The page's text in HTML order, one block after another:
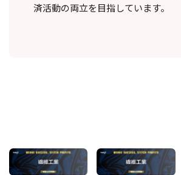
済活動の両立を目指しています。